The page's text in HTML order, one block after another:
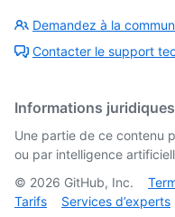
Demandez à la
Contacter le support
Informations juridiques
Une partie de ce contenu
ou par intelligence
© 2026 GitHub, Inc.
Tarifs
Services d’experts